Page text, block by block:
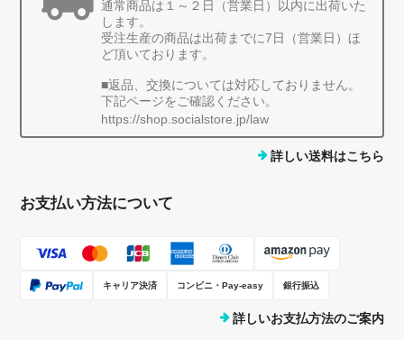
通常商品は１～２日（営業日）以内に出荷いた
します。
受注生産の商品は出荷までに7日（営業日）ほ
ど頂いております。
■返品、交換については対応しておりません。
下記ページをご確認ください。
https://shop.socialstore.jp/law
詳しい送料はこちら
お支払い方法について
キャリア決済 コンビニ・Pay-easy 銀行振込
詳しいお支払方法のご案内